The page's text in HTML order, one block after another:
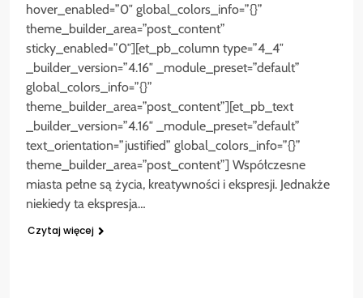
hover_enabled=”0″ global_colors_info=”{}”
theme_builder_area=”post_content”
sticky_enabled=”0″][et_pb_column type=”4_4″
_builder_version=”4.16″ _module_preset=”default”
global_colors_info=”{}”
theme_builder_area=”post_content”][et_pb_text
_builder_version=”4.16″ _module_preset=”default”
text_orientation=”justified” global_colors_info=”{}”
theme_builder_area=”post_content”] Współczesne
miasta pełne są życia, kreatywności i ekspresji. Jednakże
niekiedy ta ekspresja…
Czytaj więcej